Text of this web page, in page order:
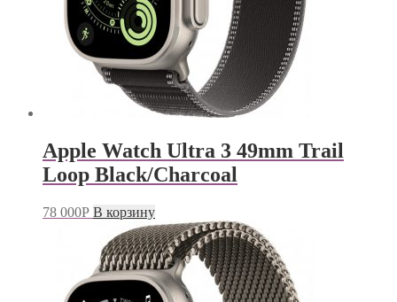
Apple Watch Ultra 3 49mm Trail
Loop Black/Charcoal
78 000Р В корзину